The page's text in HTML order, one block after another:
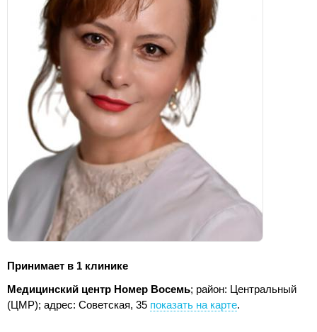
Принимает в 1 клинике
Медицинский центр Номер Восемь; район: Центральный
(ЦМР); адрес: Советская, 35 показать на карте.